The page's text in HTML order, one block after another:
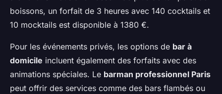
boissons, un forfait de 3 heures avec 140 cocktails et
10 mocktails est disponible à 1380 €.
Pour les événements privés, les options de bar à
domicile incluent également des forfaits avec des
animations spéciales. Le barman professionnel Paris
peut offrir des services comme des bars flambés ou